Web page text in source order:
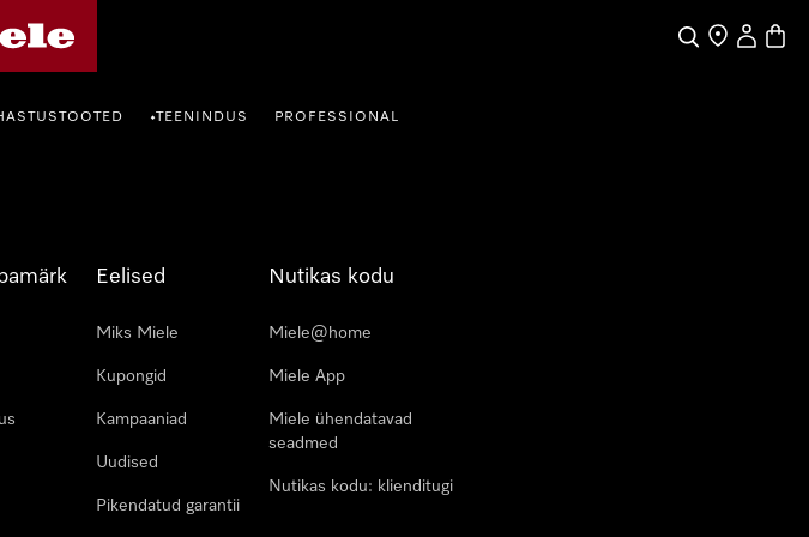
SearchFind a store
My
•TEENINDUS PROFESSIONAL
Eelised
Miks Miele
Kupongid
Kampaaniad
Uudised
Pikendatud garantii
Nutikas kodu
Miele@home
Miele App
Miele ühendatavad
seadmed
Nutikas kodu: klienditugi